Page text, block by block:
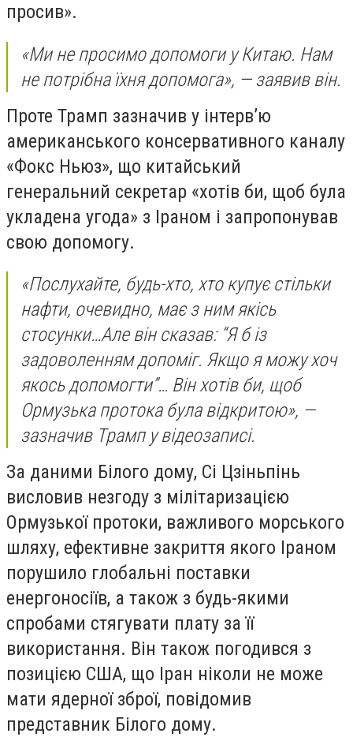
просив».
«Ми не просимо допомоги у Китаю. Нам
не потрібна їхня допомога», — заявив він.
Проте Трамп зазначив у інтерв’ю
американського консервативного каналу
«Фокс Ньюз», що китайський
генеральний секретар «хотів би, щоб була
укладена угода» з Іраном і запропонував
свою допомогу.
«Послухайте, будь-хто, хто купує стільки
нафти, очевидно, має з ним якісь
стосунки…Але він сказав: “Я б із
задоволенням допоміг. Якщо я можу хоч
якось допомогти”… Він хотів би, щоб
Ормузька протока була відкритою», —
зазначив Трамп у відеозаписі.
За даними Білого дому, Сі Цзіньпінь
висловив незгоду з мілітаризацією
Ормузької протоки, важливого морського
шляху, ефективне закриття якого Іраном
порушило глобальні поставки
енергоносіїв, а також з будь-якими
спробами стягувати плату за її
використання. Він також погодився з
позицією США, що Іран ніколи не може
мати ядерної зброї, повідомив
представник Білого дому.